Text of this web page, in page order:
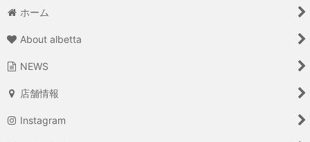
ホーム
About albetta
NEWS
店舗情報
Instagram